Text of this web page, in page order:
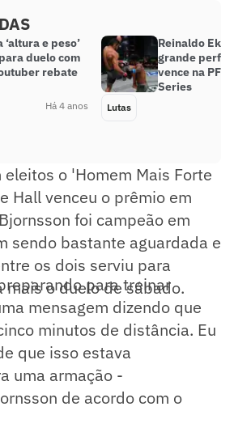
‘altura e peso’
duelo com
rebate
Há 4 anos
Reinaldo
grande
vence na PFL
Series
Lutas
eleitos o 'Homem Mais Forte
Hall venceu o prêmio em
foi campeão em
sendo bastante aguardada e
os dois serviu para
o duelo de sábado.
para treinar
mensagem dizendo que
minutos de distância. Eu
que isso estava
uma armação -
de acordo com o